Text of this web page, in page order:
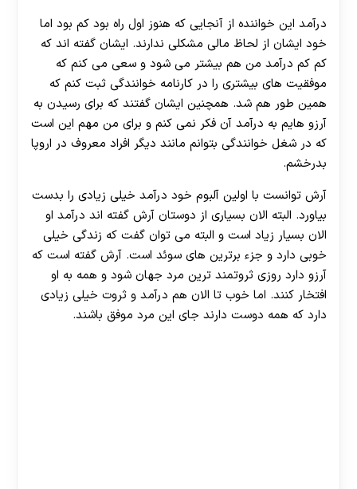
درآمد این خواننده از آنجایی که هنوز اول راه بود کم بود اما
خود ایشان از لحاظ مالی مشکلی ندارند. ایشان گفته اند که
کم کم درآمد من هم بیشتر می شود و سعی می کنم که
موفقیت های بیشتری را در کارنامه خوانندگی ثبت کنم که
همین طور هم شد. همچنین ایشان گفتند که برای رسیدن به
آرزو هایم به درآمد آن فکر نمی کنم و برای من مهم این است
که در شغل خوانندگی بتوانم مانند دیگر افراد معروف در اروپا
بدرخشم.
آرش توانست با اولین آلبوم خود درآمد خیلی زیادی را بدست
بیاورد. البته الان بسیاری از دوستان آرش گفته اند درآمد او
الان بسیار زیاد است و البته می توان گفت که زندگی خیلی
خوبی دارد و جزء برترین های سوئد است. آرش گفته است که
آرزو دارد روزی ثروتمند ترین مرد جهان شود و همه به او
افتخار کنند. اما خوب تا الان هم درآمد و ثروت خیلی زیادی
دارد که همه دوست دارند جای این مرد موفق باشند.